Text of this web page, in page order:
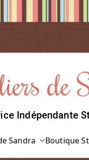
de
Indépendante
Sandra Boutique